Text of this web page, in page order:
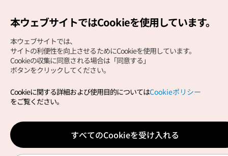
Copyright (c) Korea Tourism Organization All Rights
サイトエラー報告公式メール
japanese@knto.or.kr
本ウェブサイトではCookieを使用しています。
本ウェブサイトでは、
サイトの利便性を向上させるためにCookieを使用しています。
Cookieの収集に同意される場合は「同意する」
ボタンをクリックしてください。
Cookieに関する詳細および使用目的についてはCookieポリシー
をご覧ください。
すべてのCookieを受け入れる